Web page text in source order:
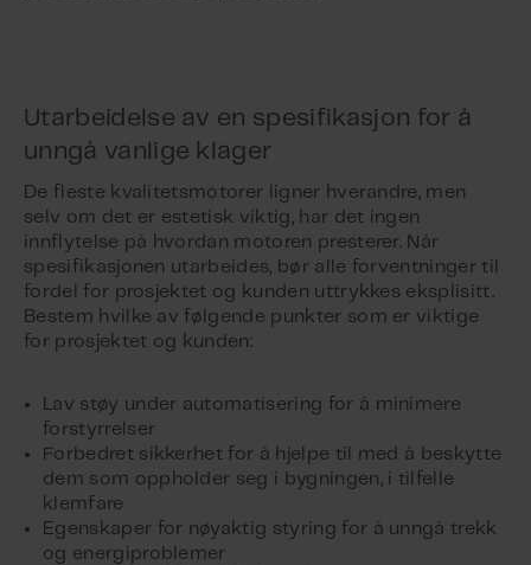
Utarbeidelse av en spesifikasjon for å
unngå vanlige klager
De fleste kvalitetsmotorer ligner hverandre, men
selv om det er estetisk viktig, har det ingen
innflytelse på hvordan motoren presterer. Når
spesifikasjonen utarbeides, bør alle forventninger til
fordel for prosjektet og kunden uttrykkes eksplisitt.
Bestem hvilke av følgende punkter som er viktige
for prosjektet og kunden:
Lav støy under automatisering for å minimere
forstyrrelser
Forbedret sikkerhet for å hjelpe til med å beskytte
dem som oppholder seg i bygningen, i tilfelle
klemfare
Egenskaper for nøyaktig styring for å unngå trekk
og energiproblemer